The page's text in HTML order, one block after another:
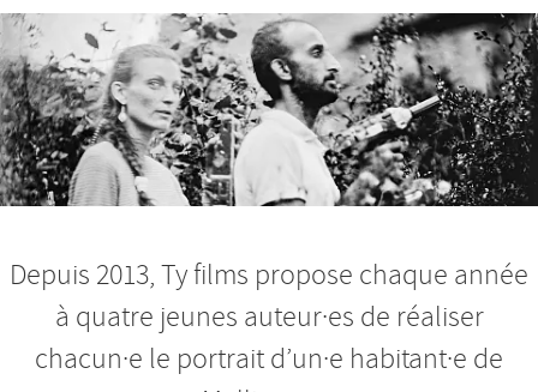
Nos productions et +
Depuis 2013, Ty films propose chaque année
à quatre jeunes auteur·es de réaliser
chacun·e le portrait d’un·e habitant·e de